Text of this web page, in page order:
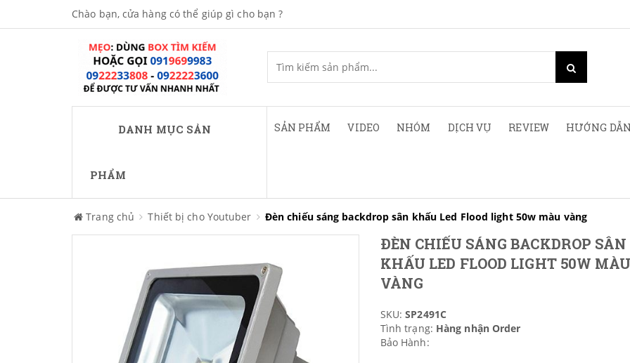
Chào bạn, cửa hàng có thể giúp gì cho bạn ?
DANH MỤC SẢN
PHẨM
SẢN PHẨM VIDEO NHÓM DỊCH VỤ REVIEW HƯỚNG
Trang chủ Thiết bị cho Youtuber Đèn chiếu sáng backdrop sân khấu Led Flood light 50w màu vàng
ĐÈN CHIẾU SÁNG BACKDROP SÂN
KHẤU LED FLOOD LIGHT 50W
VÀNG
SKU:SP2491C
Tình trạng: Hàng nhận Order
Bảo Hành: